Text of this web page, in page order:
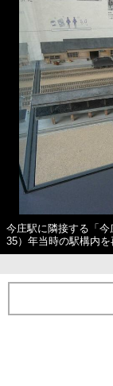
今庄駅に隣接する「
35）年当時の駅構内を